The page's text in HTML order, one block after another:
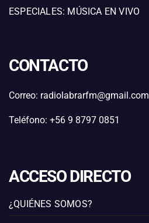
ESPECIALES: MÚSICA EN VIVO
CONTACTO
Correo: radiolabrarfm@gmail.com
Teléfono: +56 9 8797 0851
ACCESO DIRECTO
¿QUIÉNES SOMOS?